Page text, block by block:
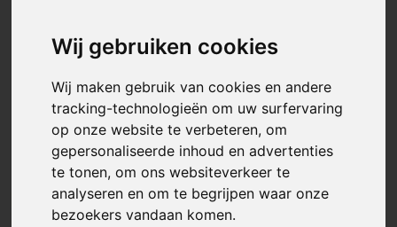
Wij gebruiken cookies
Wij maken gebruik van cookies en andere
tracking-technologieën om uw surfervaring
op onze website te verbeteren, om
gepersonaliseerde inhoud en advertenties
te tonen, om ons websiteverkeer te
analyseren en om te begrijpen waar onze
bezoekers vandaan komen.
Artikelnummer:119248